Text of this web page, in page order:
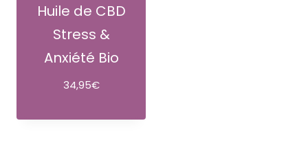
Huile de CBD
Stress &
Anxiété Bio
34,95€